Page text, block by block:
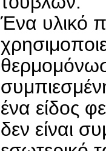
Ένα υλικό
ένα είδος
δεν είναι